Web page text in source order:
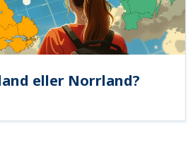
eller Norrland?